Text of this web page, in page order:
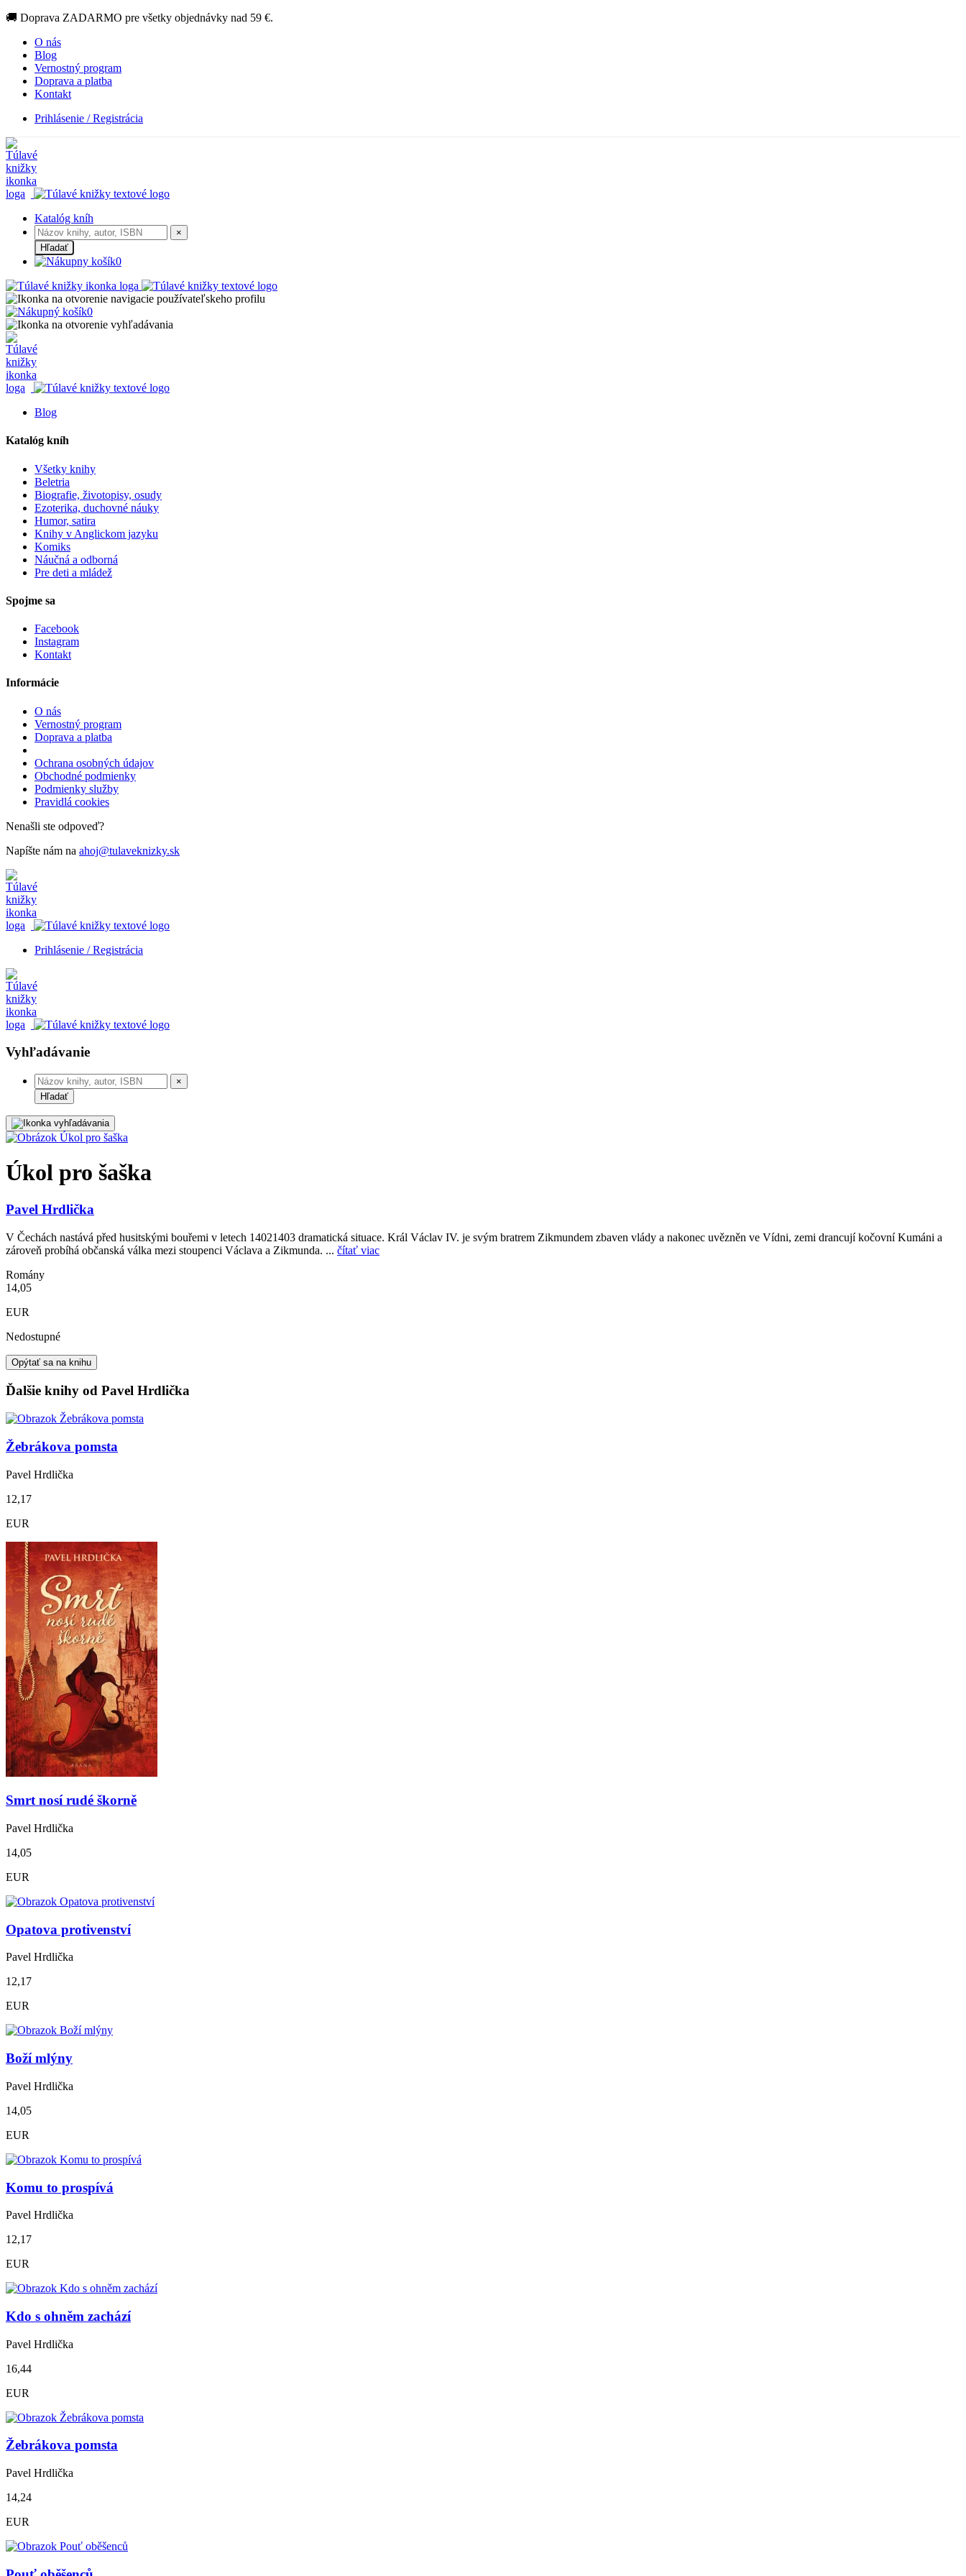
🚚 Doprava ZADARMO pre všetky objednávky nad 59 €.
O nás
Blog
Vernostný program
Doprava a platba
Kontakt
Prihlásenie / Registrácia
Katalóg kníh
×
Hľadať
0
0
Blog
Katalóg kníh
Všetky knihy
Beletria
Biografie, životopisy, osudy
Ezoterika, duchovné náuky
Humor, satira
Knihy v Anglickom jazyku
Komiks
Náučná a odborná
Pre deti a mládež
Spojme sa
Facebook
Instagram
Kontakt
Informácie
O nás
Vernostný program
Doprava a platba
Ochrana osobných údajov
Obchodné podmienky
Podmienky služby
Pravidlá cookies
Nenašli ste odpoveď?
Napíšte nám na ahoj@tulaveknizky.sk
Prihlásenie / Registrácia
Vyhľadávanie
×
Hľadať
Úkol pro šaška
Pavel Hrdlička
V Čechách nastává před husitskými bouřemi v letech 14021403 dramatická situace. Král Václav IV. je svým bratrem Zikmundem zbaven vlády a nakonec uvězněn ve Vídni, zemi drancují kočovní Kumáni a
zároveň probíhá občanská válka mezi stoupenci Václava a Zikmunda. ... čítať viac
Romány
14,05
EUR
Nedostupné
Opýtať sa na knihu
Ďalšie knihy od Pavel Hrdlička
Žebrákova pomsta
Pavel Hrdlička
12,17
EUR
Smrt nosí rudé škorně
Pavel Hrdlička
14,05
EUR
Opatova protivenství
Pavel Hrdlička
12,17
EUR
Boží mlýny
Pavel Hrdlička
14,05
EUR
Komu to prospívá
Pavel Hrdlička
12,17
EUR
Kdo s ohněm zachází
Pavel Hrdlička
16,44
EUR
Žebrákova pomsta
Pavel Hrdlička
14,24
EUR